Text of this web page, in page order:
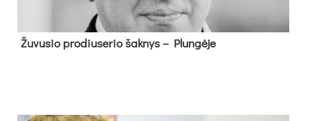
Žu­vu­sio pro­diu­se­rio šak­nys – Plun­gė­je